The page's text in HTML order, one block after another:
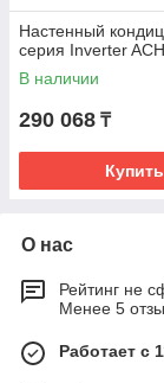
Настенный
серия Inverter
В наличии
290 068 ₸
Купить
О нас
Рейтинг не
Менее 5
Работает с